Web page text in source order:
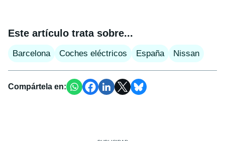
Este artículo trata sobre...
Barcelona Coches eléctricos España Nissan
Compártela en: